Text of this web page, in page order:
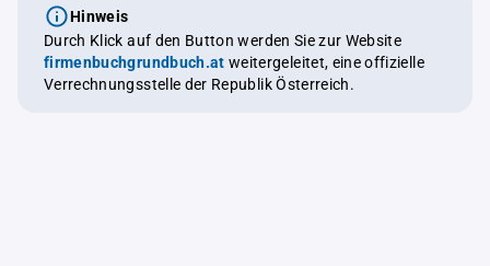
Hinweis
Durch Klick auf den Button werden Sie zur Website
firmenbuchgrundbuch.at weitergeleitet, eine offizielle
Verrechnungsstelle der Republik Österreich.